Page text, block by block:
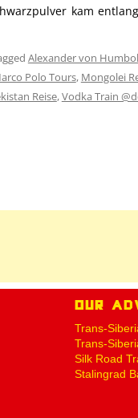
kam
Alexander von
Polo Tours, Mongolei
Reise,Vodka Train
Our
Trans-
Trans-
Silk Road
Stalingrad